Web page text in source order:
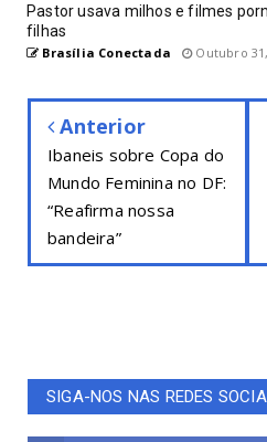
Pastor usava milhos e filmes
filhas
Brasília Conectada Outubro
Anterior
Ibaneis sobre Copa do
Mundo Feminina no DF:
“Reafirma nossa
bandeira”
SIGA-NOS NAS REDES